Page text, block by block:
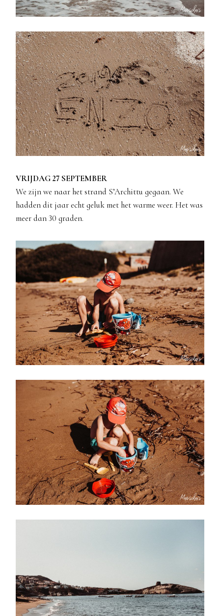
VRIJDAG 27 SEPTEMBER
We zijn we naar het strand S’Archittu gegaan. We
hadden dit jaar echt geluk met het warme weer. Het was
meer dan 30 graden.